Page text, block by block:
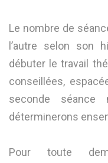
Le nombre de
l’autre selon son
débuter le travail
conseillées,
seconde séance
déterminerons
Pour toute